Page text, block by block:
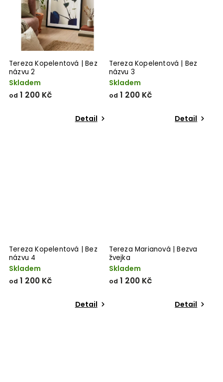
Tereza Kopelentová | Bez
názvu 2
Skladem
od 1 200 Kč
Detail
Tereza Kopelentová | Bez
názvu 3
Skladem
od 1 200 Kč
Detail
Tereza Kopelentová | Bez
názvu 4
Skladem
od 1 200 Kč
Detail
Tereza Marianová | Bezva
žvejka
Skladem
od 1 200 Kč
Detail